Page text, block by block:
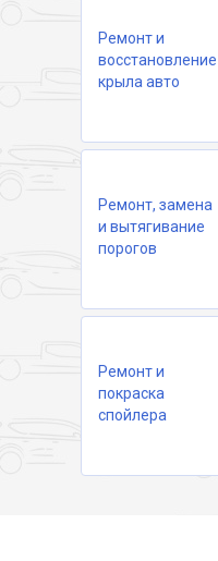
Ремонт и
восстановление
крыла авто
Ремонт, замена
и вытягивание
порогов
Ремонт и
покраска
спойлера